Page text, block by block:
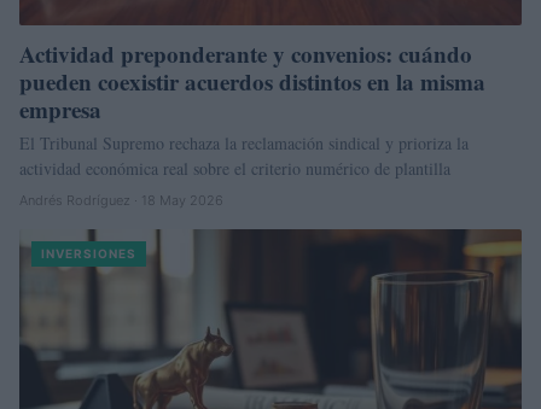
Actividad preponderante y convenios: cuándo
pueden coexistir acuerdos distintos en la misma
empresa
El Tribunal Supremo rechaza la reclamación sindical y prioriza la
actividad económica real sobre el criterio numérico de plantilla
Andrés Rodríguez · 18 May 2026
INVERSIONES